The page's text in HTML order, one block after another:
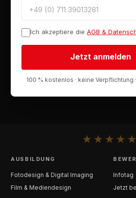
Ich akzeptiere die AGB &
Jetzt anmelden
100 % kostenlos · keine Verpflichtung
★ ★ ★ ★ ★
AUSBILDUNG
Fotodesign & Digital Imaging
Film & Mediendesign
Infotag
Jetzt